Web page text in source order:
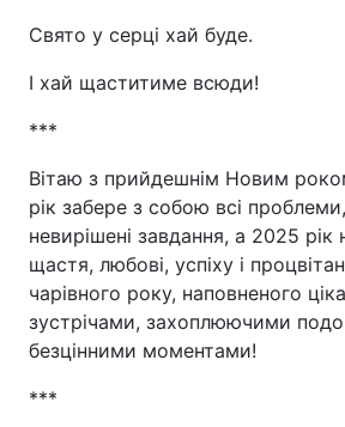
Свято у серці хай буде.
І хай щаститиме всюди!
***
Вітаю з прийдешнім Новим
рік забере з собою всі
невирішені завдання, а 2025
щастя, любові, успіху і
чарівного року, наповненого
зустрічами, захоплюючими
безцінними моментами!
***